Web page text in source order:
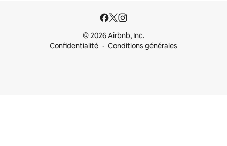
© 2026 Airbnb, Inc.
Confidentialité
Conditions générales